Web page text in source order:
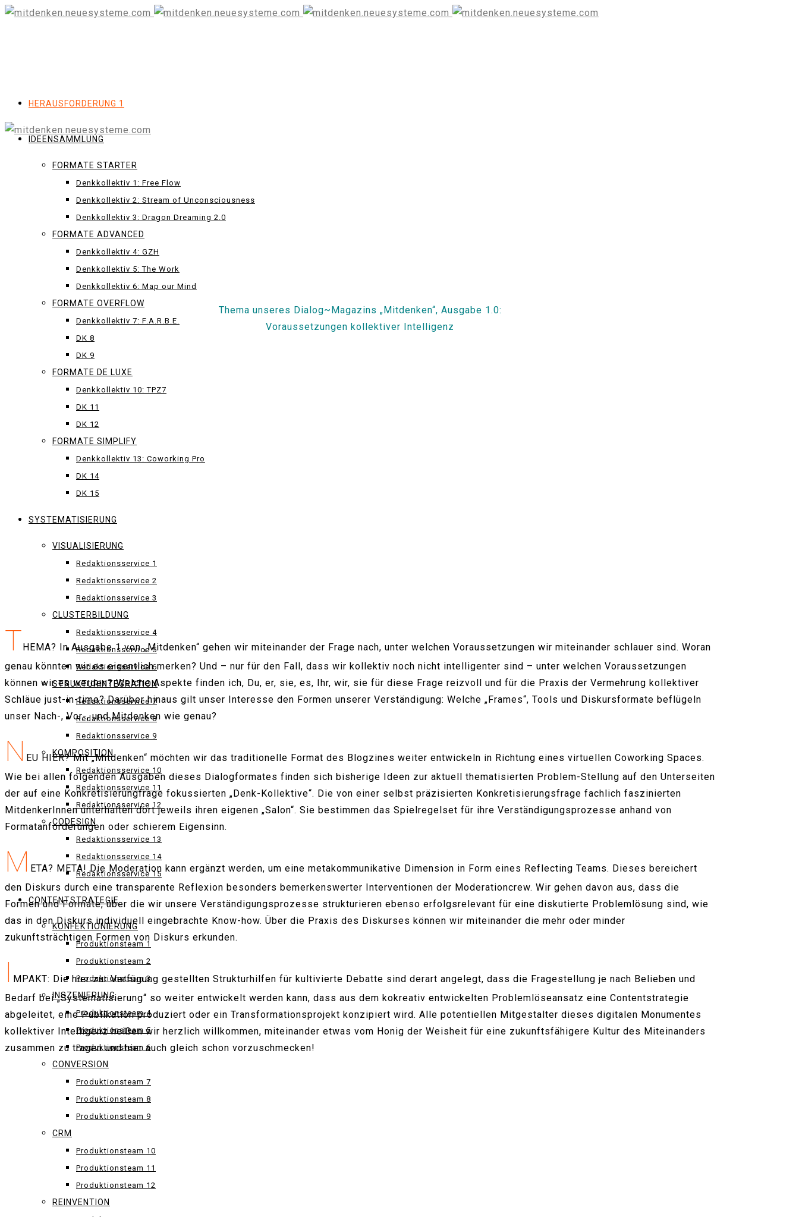
HERAUSFORDERUNG 1
IDEENSAMMLUNG
FORMATE STARTER
Denkkollektiv 1: Free Flow
Denkkollektiv 2: Stream of Unconsciousness
Denkkollektiv 3: Dragon Dreaming 2.0
FORMATE ADVANCED
Denkkollektiv 4: GZH
Denkkollektiv 5: The Work
Denkkollektiv 6: Map our Mind
FORMATE OVERFLOW
Denkkollektiv 7: F.A.R.B.E.
DK 8
DK 9
FORMATE DE LUXE
Denkkollektiv 10: TPZ7
DK 11
DK 12
FORMATE SIMPLIFY
Denkkollektiv 13: Coworking Pro
DK 14
DK 15
SYSTEMATISIERUNG
VISUALISIERUNG
Redaktionsservice 1
Redaktionsservice 2
Redaktionsservice 3
CLUSTERBILDUNG
Redaktionsservice 4
Redaktionsservice 5
Redaktionsservice 6
STRUKTURINTEGRATION
Redaktionsservice 7
Redaktionsservice 8
Redaktionsservice 9
KOMPOSITION
Redaktionsservice 10
Redaktionsservice 11
Redaktionsservice 12
CODESIGN
Redaktionsservice 13
Redaktionsservice 14
Redaktionsservice 15
CONTENTSTRATEGIE
KONFEKTIONIERUNG
Produktionsteam 1
Produktionsteam 2
Produktionsteam 3
INSZENIERUNG
Produktionsteam 4
Produktionsteam 5
Produktionsteam 6
CONVERSION
Produktionsteam 7
Produktionsteam 8
Produktionsteam 9
CRM
Produktionsteam 10
Produktionsteam 11
Produktionsteam 12
REINVENTION
Thema unseres Dialog~Magazins „Mitdenken“, Ausgabe 1.0:
Voraussetzungen kollektiver Intelligenz
THEMA? In Ausgabe 1 von „Mitdenken“ gehen wir miteinander der Frage nach, unter welchen Voraussetzungen wir miteinander schlauer sind. Woran
genau könnten wir es eigentlich merken? Und – nur für den Fall, dass wir kollektiv noch nicht intelligenter sind – unter welchen Voraussetzungen
können wir es werden? Welche Aspekte finden ich, Du, er, sie, es, Ihr, wir, sie für diese Frage reizvoll und für die Praxis der Vermehrung kollektiver
Schläue just-in-time? Darüber hinaus gilt unser Interesse den Formen unserer Verständigung: Welche „Frames“, Tools und Diskursformate beflügeln
unser Nach-, Vor-, und Mitdenken wie genau?
N EU HIER? Mit „Mitdenken“ möchten wir das traditionelle Format des Blogzines weiter entwickeln in Richtung eines virtuellen Coworking Spaces.
Wie bei allen folgenden Ausgaben dieses Dialogformates finden sich bisherige Ideen zur aktuell thematisierten Problem-Stellung auf den Unterseiten
der auf eine Konkretisierungfrage fokussierten „Denk-Kollektive“. Die von einer selbst präzisierten Konkretisierungsfrage fachlich faszinierten
MitdenkerInnen unterhalten dort jeweils ihren eigenen „Salon“. Sie bestimmen das Spielregelset für ihre Verständigungsprozesse anhand von
Formatanforderungen oder schierem Eigensinn.
M ETA? META! Die Moderation kann ergänzt werden, um eine metakommunikative Dimension in Form eines Reflecting Teams. Dieses bereichert
den Diskurs durch eine transparente Reflexion besonders bemerkenswerter Interventionen der Moderationcrew. Wir gehen davon aus, dass die
Formen und Formate, über die wir unsere Verständigungsprozesse strukturieren ebenso erfolgsrelevant für eine diskutierte Problemlösung sind, wie
das in den Diskurs individuell eingebrachte Know-how. Über die Praxis des Diskurses können wir miteinander die mehr oder minder
zukunftsträchtigen Formen von Diskurs erkunden.
I MPAKT: Die hier zur Verfügung gestellten Strukturhilfen für kultivierte Debatte sind derart angelegt, dass die Fragestellung je nach Belieben und
Bedarf bei „Systematisierung“ so weiter entwickelt werden kann, dass aus dem kokreativ entwickelten Problemlöseansatz eine Contentstrategie
abgeleitet, eine Publikation produziert oder ein Transformationsprojekt konzipiert wird. Alle potentiellen Mitgestalter dieses digitalen Monumentes
kollektiver Intelligenz heißen wir herzlich willkommen, miteinander etwas vom Honig der Weisheit für eine zukunftsfähigere Kultur des Miteinanders
zusammen zu tragen und hier auch gleich schon vorzuschmecken!